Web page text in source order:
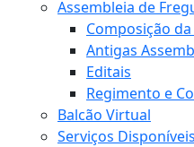
Assembleia de
Composição
Antigas
Editais
Regimento e
Balcão Virtual
Serviços Disponíveis